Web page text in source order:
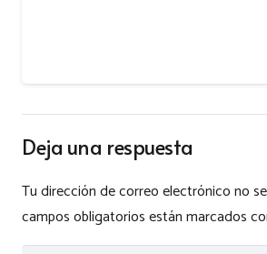
Deja una respuesta
Tu dirección de correo electrónico no
campos obligatorios están marcados